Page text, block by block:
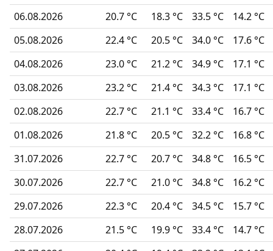
06.08.2026
20.7 °C 18.3 °C 33.5 °C
14.2 °C
05.08.2026
22.4 °C 20.5 °C 34.0 °C
17.6 °C
04.08.2026
23.0 °C 21.2 °C 34.9 °C
17.1 °C
03.08.2026
23.2 °C 21.4 °C 34.3 °C
17.1 °C
02.08.2026
22.7 °C 21.1 °C 33.4 °C
16.7 °C
01.08.2026
21.8 °C 20.5 °C 32.2 °C
16.8 °C
31.07.2026
22.7 °C 20.7 °C 34.8 °C
16.5 °C
30.07.2026
22.7 °C 21.0 °C 34.8 °C
16.2 °C
29.07.2026
22.3 °C 20.4 °C 34.5 °C
15.7 °C
28.07.2026
21.5 °C 19.9 °C 33.4 °C
14.7 °C